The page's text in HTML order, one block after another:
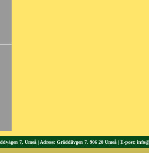
7, Umeå | Adress: Gräddävgen 7, 906 20 Umeå | E-post: